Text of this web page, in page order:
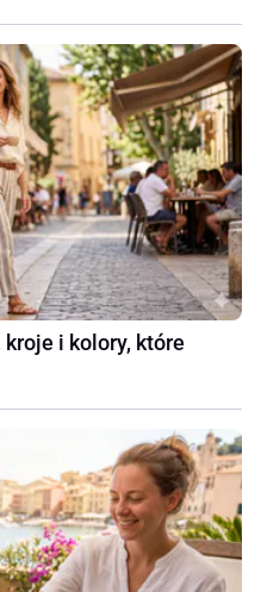
kroje i kolory, które